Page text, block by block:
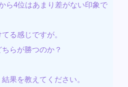
ら4位はあまり差がない印象で
る感じですが。
らが勝つのか？
果を教えてください。